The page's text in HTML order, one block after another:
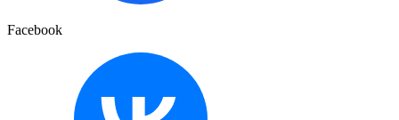
Facebook